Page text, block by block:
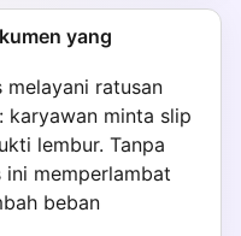
yang
melayani ratusan
karyawan minta slip
lembur. Tanpa
memperlambat
beban